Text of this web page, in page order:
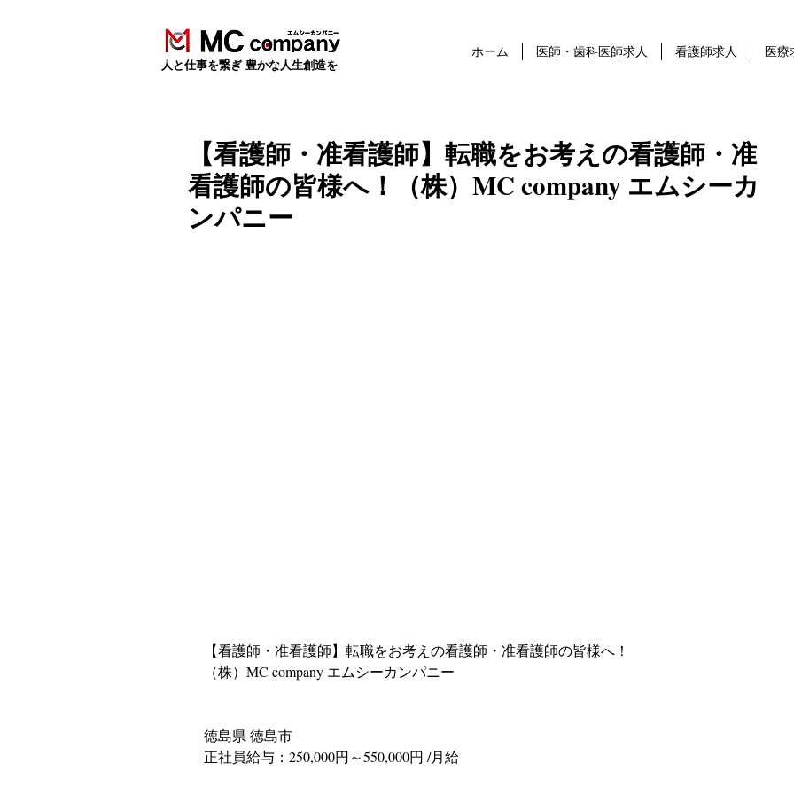
​人と仕事を繋ぎ 豊かな人生創造を
ホーム 医師・歯科医師求人 看護師求人 医療
【看護師・准看護師】転職をお考えの看護師・准
看護師の皆様へ！（株）MC company エムシーカ
ンパニー
【看護師・准看護師】転職をお考えの看護師・准看護師の皆様へ！
（株）MC company エムシーカンパニー
徳島県 徳島市
正社員給与：250,000円～550,000円 /月給